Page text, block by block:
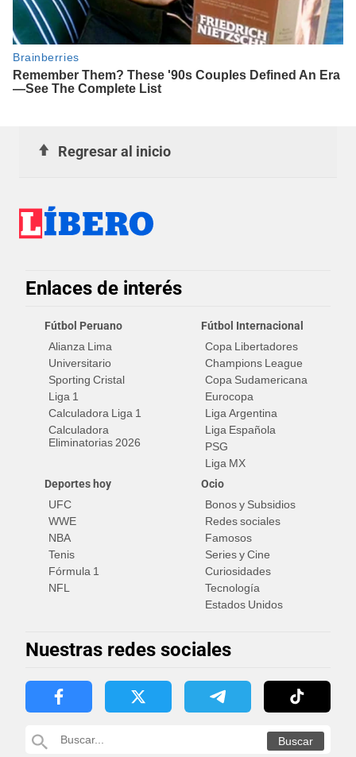
Regresar al inicio
Enlaces de interés
Fútbol Peruano
Alianza Lima
Universitario
Sporting Cristal
Liga 1
Calculadora Liga 1
Calculadora
Eliminatorias 2026
Fútbol Internacional
Copa Libertadores
Champions League
Copa Sudamericana
Eurocopa
Liga Argentina
Liga Española
PSG
Liga MX
Deportes hoy
UFC
WWE
NBA
Tenis
Fórmula 1
NFL
Ocio
Bonos y Subsidios
Redes sociales
Famosos
Series y Cine
Curiosidades
Tecnología
Estados Unidos
Nuestras redes sociales